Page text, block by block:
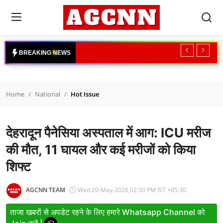
Login
International
Crime
Sports
Tech & Auto
Social Media Trends
B REAK NG N EWS
Home National Hot Issue
देहरादून पैनेसिया अस्पताल में आग: ICU मरीज
की मौत, 11 घायल और कई मरीजों को किया
शिफ्ट
AGCNN TEAM Wed 20-May-2026,02:50 PM IST +05:30
ताजा खबरों से अपडेट रहने के लिए हमारे Whatsapp Channel को